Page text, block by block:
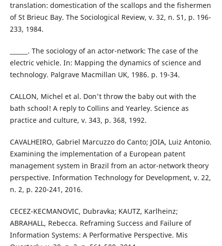
translation: domestication of the scallops and the fishermen
of St Brieuc Bay. The Sociological Review, v. 32, n. S1, p. 196-
233, 1984.
______. The sociology of an actor-network: The case of the
electric vehicle. In: Mapping the dynamics of science and
technology. Palgrave Macmillan UK, 1986. p. 19-34.
CALLON, Michel et al. Don't throw the baby out with the
bath school! A reply to Collins and Yearley. Science as
practice and culture, v. 343, p. 368, 1992.
CAVALHEIRO, Gabriel Marcuzzo do Canto; JOIA, Luiz Antonio.
Examining the implementation of a European patent
management system in Brazil from an actor-network theory
perspective. Information Technology for Development, v. 22,
n. 2, p. 220-241, 2016.
CECEZ-KECMANOVIC, Dubravka; KAUTZ, Karlheinz;
ABRAHALL, Rebecca. Reframing Success and Failure of
Information Systems: A Performative Perspective. Mis